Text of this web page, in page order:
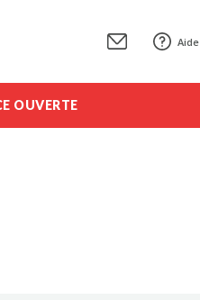
Aide
OUVERTE